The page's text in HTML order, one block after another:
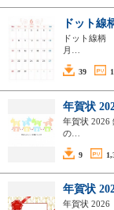
ドット
ドット線柄
月…
39
年賀状
年賀状 2026
の…
9
年賀状
年賀状 2026